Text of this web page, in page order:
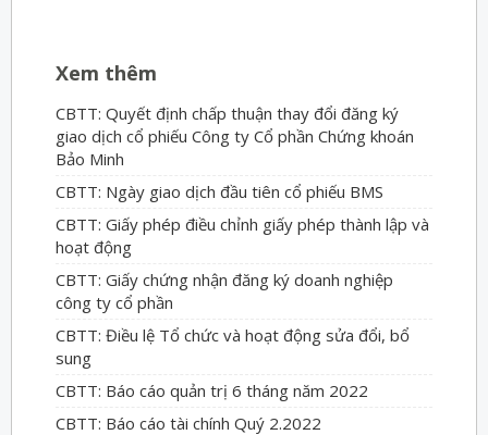
Xem thêm
CBTT: Quyết định chấp thuận thay đổi đăng ký
giao dịch cổ phiếu Công ty Cổ phần Chứng khoán
Bảo Minh
CBTT: Ngày giao dịch đầu tiên cổ phiếu BMS
CBTT: Giấy phép điều chỉnh giấy phép thành lập và
hoạt động
CBTT: Giấy chứng nhận đăng ký doanh nghiệp
công ty cổ phần
CBTT: Điều lệ Tổ chức và hoạt động sửa đổi, bổ
sung
CBTT: Báo cáo quản trị 6 tháng năm 2022
CBTT: Báo cáo tài chính Quý 2.2022